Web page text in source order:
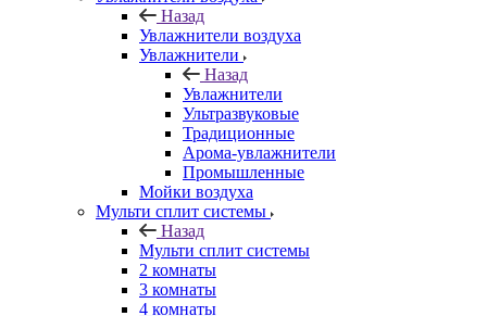
Назад
Увлажнители воздуха
Увлажнители
Назад
Увлажнители
Ультразвуковые
Традиционные
Арома-увлажнители
Промышленные
Мойки воздуха
Мульти сплит системы
Назад
Мульти сплит системы
2 комнаты
3 комнаты
4 комнаты